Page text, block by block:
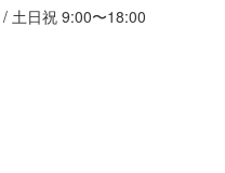
土日祝 9:00〜18:00